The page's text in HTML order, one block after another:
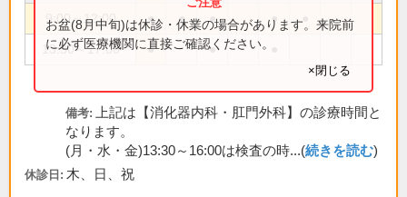
9:00～12:00 ● ● ● ● ●
13:30～17:00 ● ●
お盆(8月中旬)は休診・休業の場合があります。来院前
に必ず医療機関に直接ご確認ください。
×閉じる
備考:
上記は【消化器内科・肛門外科】の診療時間と
なります。
(月・水・金)13:30～16:00は検査の時...(続きを読む)
休診日: 木、日、祝